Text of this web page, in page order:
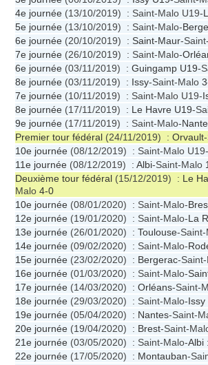
4e journée (13/10/2019) : Saint-Malo U19-
5e journée (13/10/2019) : Saint-Malo-
6e journée (20/10/2019) : Saint-Maur-
7e journée (26/10/2019) : Saint-Malo-
6e journée (03/11/2019) : Guingamp U19-
8e journée (03/11/2019) : Issy-Saint-Malo
7e journée (10/11/2019) : Saint-Malo U19-
8e journée (17/11/2019) : Le Havre U19-
9e journée (17/11/2019) : Saint-Malo-
Premier tour fédéral (24/11/2019) : Orvault
10e journée (08/12/2019) : Saint-Malo U19-
11e journée (08/12/2019) : Albi-Saint-Malo
Deuxième tour fédéral (15/12/2019) : Le
Malo 4-0
10e journée (08/01/2020) : Saint-Malo-
12e journée (19/01/2020) : Saint-Malo-La
13e journée (26/01/2020) : Toulouse-
14e journée (09/02/2020) : Saint-Malo-
15e journée (23/02/2020) : Bergerac-
16e journée (01/03/2020) : Saint-Malo-
17e journée (14/03/2020) : Orléans-Saint-
18e journée (29/03/2020) : Saint-Malo-Issy
19e journée (05/04/2020) : Nantes-Saint-
20e journée (19/04/2020) : Brest-Saint-
21e journée (03/05/2020) : Saint-Malo-Albi
22e journée (17/05/2020) : Montauban-